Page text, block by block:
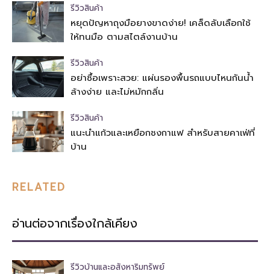
รีวิวสินค้า
หยุดปัญหาถุงมือยางขาดง่าย! เคล็ดลับเลือกใช้
ให้ทนมือ ตามสไตล์งานบ้าน
รีวิวสินค้า
อย่าซื้อเพราะสวย: แผ่นรองพื้นรถแบบไหนกันน้ำ
ล้างง่าย และไม่หมักกลิ่น
รีวิวสินค้า
แนะนำแก้วและเหยือกชงกาแฟ สำหรับสายคาเฟ่ที่
บ้าน
RELATED
อ่านต่อจากเรื่องใกล้เคียง
รีวิวบ้านและอสังหาริมทรัพย์